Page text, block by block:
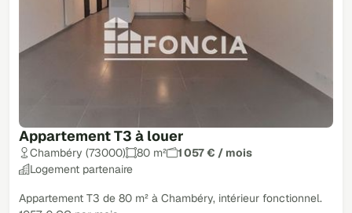
Appartement T3 à louer
Chambéry (73000) 80 m²
1 057 € / mois
Logement partenaire
Appartement T3 de 80 m² à Chambéry, intérieur fonctionnel.